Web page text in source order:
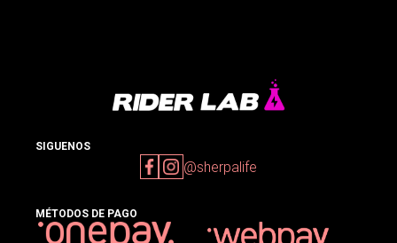
SIGUENOS
@sherpalife
MÉTODOS DE PAGO